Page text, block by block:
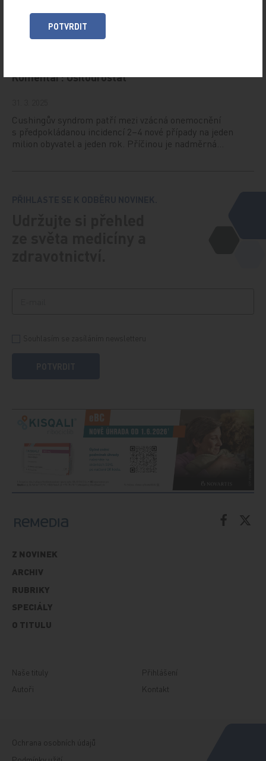
mezi Imunosupresiva, Inhibitory komplementu (L04AJ08).
Komentář: Osilodrostat
Cushingův syndrom patří mezi vzácná onemocnění
s předpokládanou incidencí 2–4 nové případy na jeden
milion obyvatel a jeden rok. Příčinou je nadměrná…
Z NOVINEK
ARCHIV
RUBRIKY
SPECIÁLY
O TITULU
Naše tituly
Autoři
Přihlášení
Kontakt
Ochrana osobních údajů
POTVRDIT